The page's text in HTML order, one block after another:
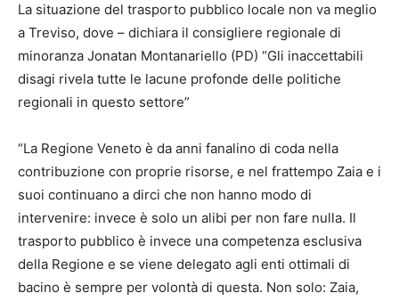
La situazione del trasporto pubblico locale non va meglio
a Treviso, dove – dichiara il consigliere regionale di
minoranza Jonatan Montanariello (PD) “Gli inaccettabili
disagi rivela tutte le lacune profonde delle politiche
regionali in questo settore”
“La Regione Veneto è da anni fanalino di coda nella
contribuzione con proprie risorse, e nel frattempo Zaia e i
suoi continuano a dirci che non hanno modo di
intervenire: invece è solo un alibi per non fare nulla. Il
trasporto pubblico è invece una competenza esclusiva
della Regione e se viene delegato agli enti ottimali di
bacino è sempre per volontà di questa. Non solo: Zaia,